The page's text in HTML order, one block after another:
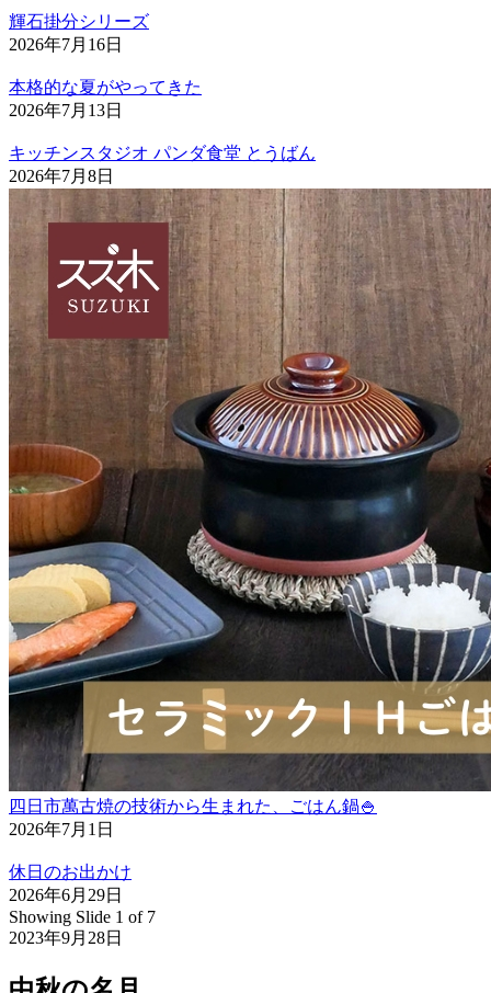
輝石掛分シリーズ
2026年7月16日
本格的な夏がやってきた
2026年7月13日
キッチンスタジオ パンダ食堂 とうばん
2026年7月8日
四日市萬古焼の技術から生まれた、ごはん鍋🍚
2026年7月1日
休日のお出かけ
2026年6月29日
Showing Slide 1 of 7
2023年9月28日